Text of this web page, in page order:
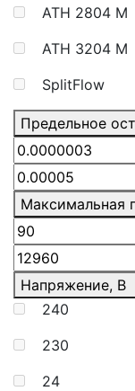
ATH 2804 M
ATH 3204 M
SplitFlow
Предельное
Максимальная
Напряжение, В
240
230
24